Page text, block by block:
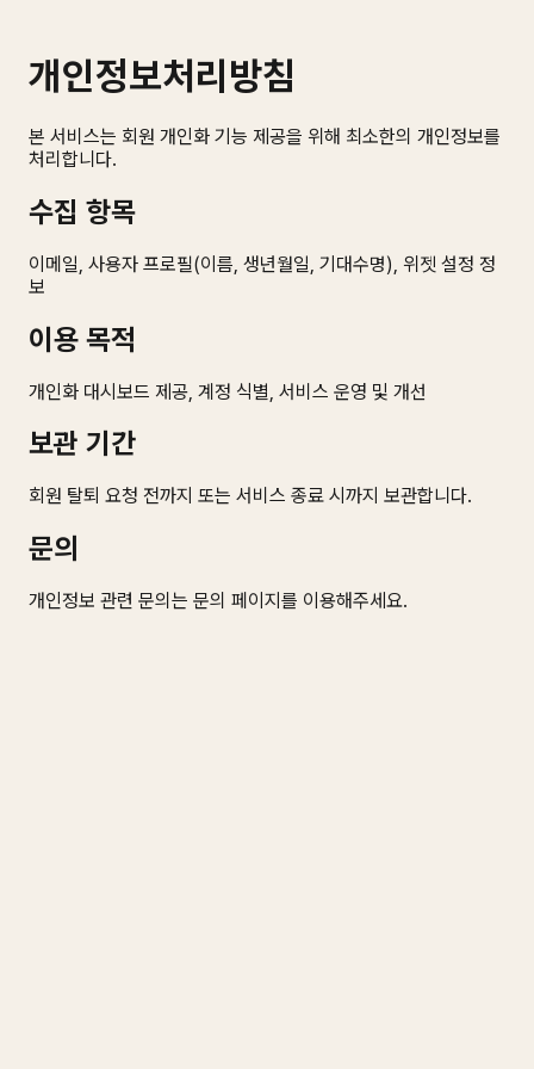
개인정보처리방침
본 서비스는 회원 개인화 기능 제공을 위해 최소한의 개인정보를
처리합니다.
수집 항목
이메일, 사용자 프로필(이름, 생년월일, 기대수명), 위젯 설정 정
보
이용 목적
개인화 대시보드 제공, 계정 식별, 서비스 운영 및 개선
보관 기간
회원 탈퇴 요청 전까지 또는 서비스 종료 시까지 보관합니다.
문의
개인정보 관련 문의는 문의 페이지 를 이용해주세요.